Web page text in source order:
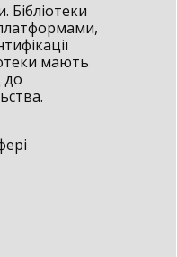
Бібліотеки
мають
до